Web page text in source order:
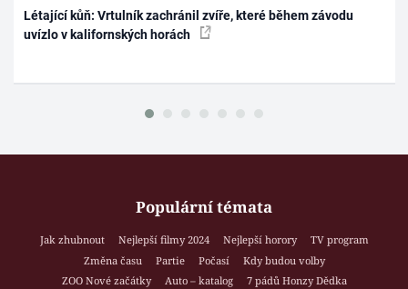
Létající kůň: Vrtulník zachránil zvíře, které během závodu
uvízlo v kalifornských horách
Populární témata
Jak zhubnout Nejlepší filmy 2024 Nejlepší horory
TV program
Změna času
Partie Počasí
Kdy budou volby
ZOO Nové začátky
Auto – katalog
7 pádů Honzy Dědka